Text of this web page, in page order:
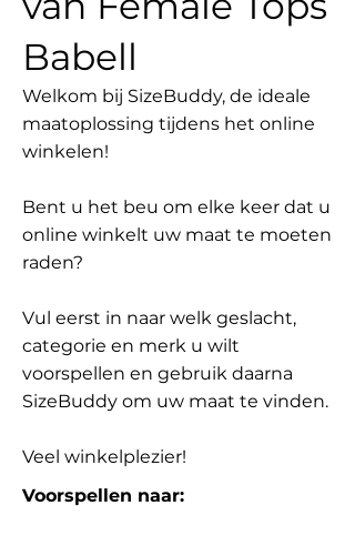
Babell
Welkom bij SizeBuddy, de ideale
maatoplossing tijdens het online
winkelen!
Bent u het beu om elke keer dat u
online winkelt uw maat te moeten
raden?
Vul eerst in naar welk geslacht,
categorie en merk u wilt
voorspellen en gebruik daarna
SizeBuddy om uw maat te vinden.
Veel winkelplezier!
Voorspellen naar: